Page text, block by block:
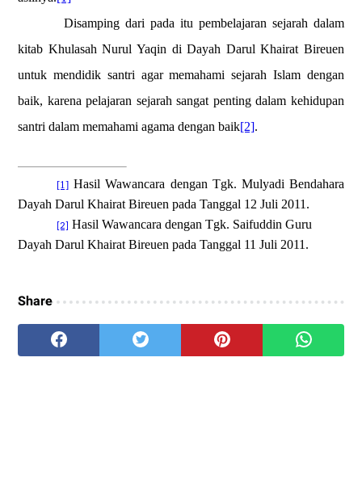
Disamping dari pada itu pembelajaran sejarah dalam
kitab Khulasah Nurul Yaqin di Dayah Darul Khairat Bireuen
untuk mendidik santri agar memahami sejarah Islam dengan
baik, karena pelajaran sejarah sangat penting dalam kehidupan
santri dalam memahami agama dengan baik[2].
[1] Hasil Wawancara dengan Tgk. Mulyadi Bendahara
Dayah Darul Khairat Bireuen pada Tanggal 12 Juli 2011.
[2] Hasil Wawancara dengan Tgk. Saifuddin Guru
Dayah Darul Khairat Bireuen pada Tanggal 11 Juli 2011.
Share